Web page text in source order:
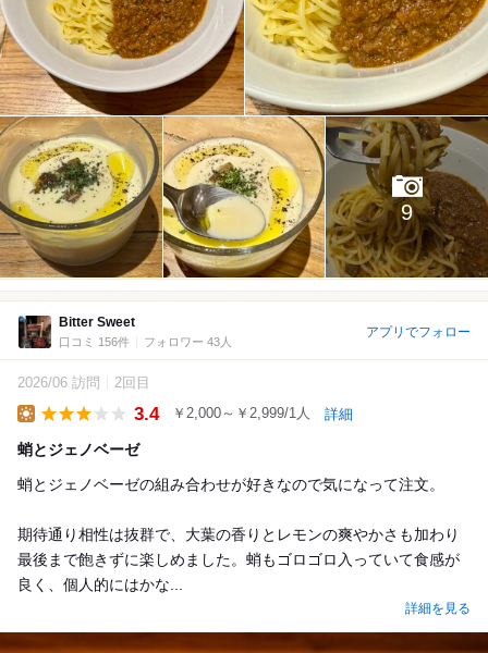
9
Bitter Sweet
口コミ 156件 フォロワー 43人
アプリでフォロー
2026/06 訪問 2回目
3.4 ￥2,000～￥2,999/1人 詳細
蛸とジェノベーゼ
蛸とジェノベーゼの組み合わせが好きなので気になって注文。
期待通り相性は抜群で、大葉の香りとレモンの爽やかさも加わり
最後まで飽きずに楽しめました。蛸もゴロゴロ入っていて食感が
良く、個人的にはかな...
詳細を見る